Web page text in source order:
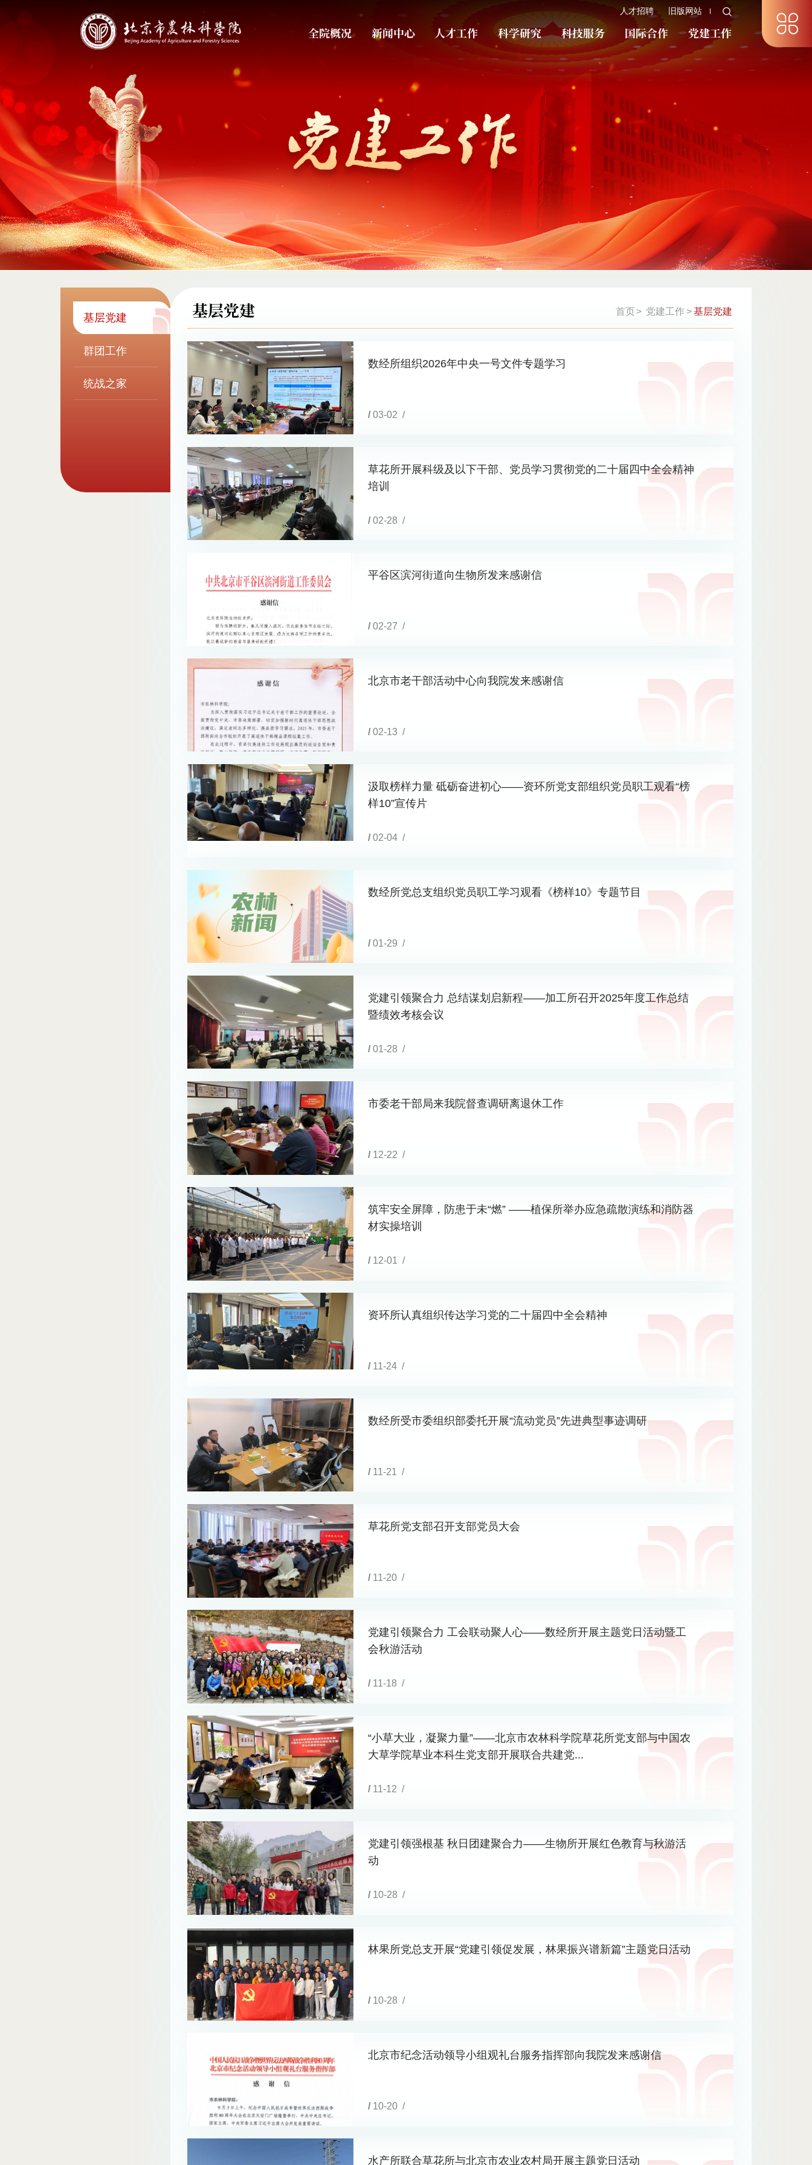
人才招聘 旧版网站
全院概况 新闻中心 人才工作 科学研究 科技服务 国际合作 党建工作
基层党建
群团工作
统战之家
首页> 党建工作 >基层党建
基层党建
数经所组织2026年中央一号文件专题学习
/03-02 /
草花所开展科级及以下干部、党员学习贯彻党的二十届四中全会精神
培训
/02-28 /
平谷区滨河街道向生物所发来感谢信
/02-27 /
北京市老干部活动中心向我院发来感谢信
/02-13 /
汲取榜样力量 砥砺奋进初心——资环所党支部组织党员职工观看“榜
样10”宣传片
/02-04 /
数经所党总支组织党员职工学习观看《榜样10》专题节目
/01-29 /
党建引领聚合力 总结谋划启新程——加工所召开2025年度工作总结
暨绩效考核会议
/01-28 /
市委老干部局来我院督查调研离退休工作
/12-22 /
筑牢安全屏障，防患于未“燃” ——植保所举办应急疏散演练和消防器
材实操培训
/12-01 /
资环所认真组织传达学习党的二十届四中全会精神
/11-24 /
数经所受市委组织部委托开展“流动党员”先进典型事迹调研
/11-21 /
草花所党支部召开支部党员大会
/11-20 /
党建引领聚合力 工会联动聚人心——数经所开展主题党日活动暨工
会秋游活动
/11-18 /
“小草大业，凝聚力量”——北京市农林科学院草花所党支部与中国农
大草学院草业本科生党支部开展联合共建党...
/11-12 /
党建引领强根基 秋日团建聚合力——生物所开展红色教育与秋游活
动
/10-28 /
林果所党总支开展“党建引领促发展，林果振兴谱新篇”主题党日活动
/10-28 /
北京市纪念活动领导小组观礼台服务指挥部向我院发来感谢信
/10-20 /
水产所联合草花所与北京市农业农村局开展主题党日活动